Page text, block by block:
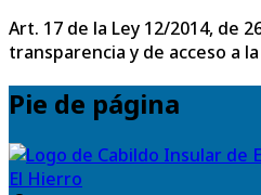
Art. 17 de la Ley 12/2014, de
transparencia y de acceso a
Pie de página
El Hierro